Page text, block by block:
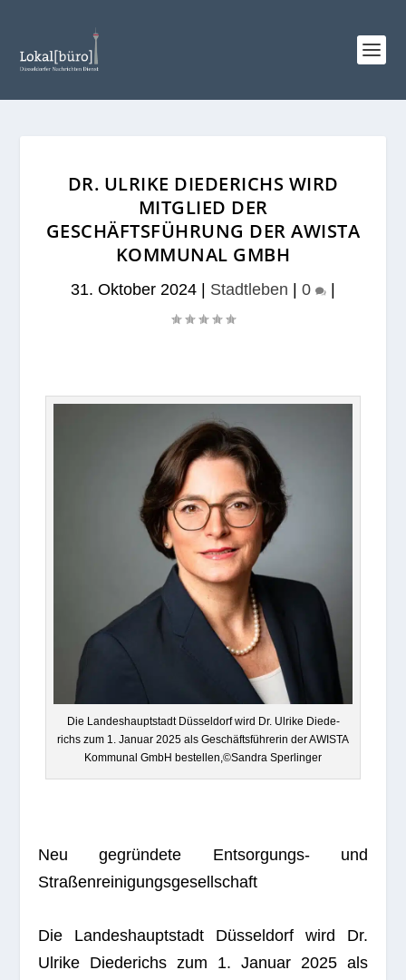
DR. ULRIKE DIEDERICHS WIRD
MITGLIED DER
GESCHÄFTSFÜHRUNG DER AWISTA
KOMMUNAL GMBH
31. Oktober 2024 Stadtleben 0
Die Lan­des­haupt­stadt Düs­sel­dorf wird Dr. Ulrike Diede­
richs zum 1. Januar 2025 als Geschäfts­füh­re­rin der AWISTA
Kom­mu­nal GmbH bestellen,©Sandra Sperlinger
Neu gegrün­dete Ent­sor­gungs- und
Straßenreinigungsgesellschaft
Die Lan­des­haupt­stadt Düs­sel­dorf wird Dr.
Ulrike Diede­richs zum 1. Januar 2025 als